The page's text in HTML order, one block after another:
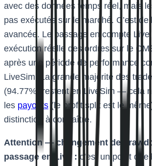
avec des données temps réel, mais
pas exécutés sur le marché. C’est de
avancée. Le passage en compte
exécution réelle des ordres sur le
après une période de performance
LiveSim. La grande majorité des
(94.77%) restent en LiveSim — cela
les payouts(le profit split est le
distinction à connaître.
Attention — changement de
passage en Live : c’est un point